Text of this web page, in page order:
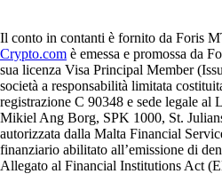
Il conto in contanti è fornito da Foris
Crypto.com è emessa e promossa da
sua licenza Visa Principal Member
società a responsabilità limitata
registrazione C 90348 e sede legale al
Mikiel Ang Borg, SPK 1000, St.
autorizzata dalla Malta Financial
finanziario abilitato all’emissione di
Allegato al Financial Institutions Act